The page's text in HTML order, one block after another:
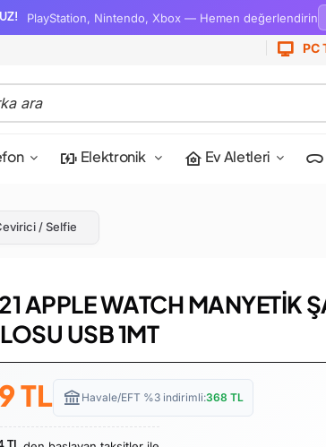
PlayStation, Nintendo, Xbox — Hemen değerlendirin
PC
Elektronik Ev Aletleri
/ Selfie
APPLE WATCH MANYETİK
USB 1MT
TL Havale/EFT %3 indirimli:368 TL